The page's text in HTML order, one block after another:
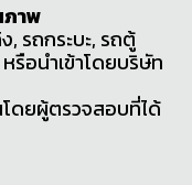
าพ
, รถกระบะ, รถตู้
หรือนำเข้าโดยบริษัท
โดยผู้ตรวจสอบที่ได้